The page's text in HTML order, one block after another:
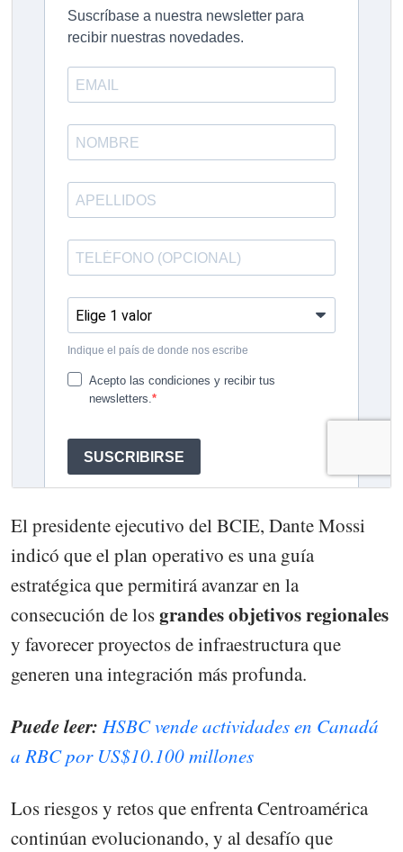
El presidente ejecutivo del BCIE, Dante Mossi
indicó que el plan operativo es una guía
estratégica que permitirá avanzar en la
consecución de losgrandes objetivos regionales
y favorecer proyectos de infraestructura que
generen una integración más profunda.
Puede leer: HSBC vende actividades en Canadá
a RBC por US$10.100 millones
Los riesgos y retos que enfrenta Centroamérica
continúan evolucionando, y al desafío que